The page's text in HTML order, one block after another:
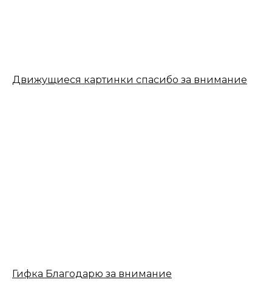
Движущиеся картинки спасибо за внимание
Гифка Благодарю за внимание